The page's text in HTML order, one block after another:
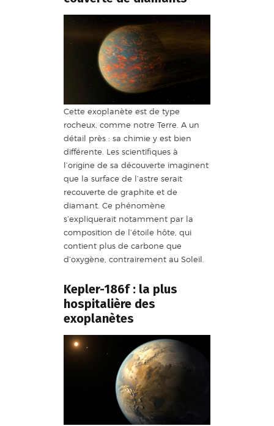
Cette exoplanète est de type
rocheux, comme notre Terre. A un
détail près : sa chimie y est bien
différente. Les scientifiques à
l’origine de sa découverte imaginent
que la surface de l’astre serait
recouverte de graphite et de
diamant. Ce phénomène
s’expliquerait notamment par la
composition de l’étoile hôte, qui
contient plus de carbone que
d’oxygène, contrairement au Soleil.
Kepler-186f : la plus
hospitalière des
exoplanètes